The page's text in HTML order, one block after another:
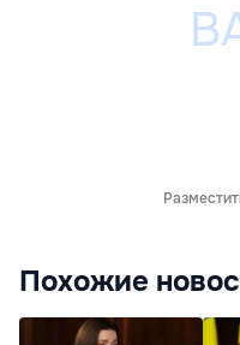
Похожие